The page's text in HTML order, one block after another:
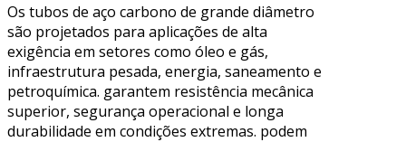
Os tubos de aço carbono de grande diâmetro
são projetados para aplicações de alta
exigência em setores como óleo e gás,
infraestrutura pesada, energia, saneamento e
petroquímica. garantem resistência mecânica
superior, segurança operacional e longa
durabilidade em condições extremas. podem